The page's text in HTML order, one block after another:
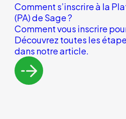
Comment s’inscrire à la
(PA) de Sage ?
Comment vous inscrire
Découvrez toutes les
dans notre article.